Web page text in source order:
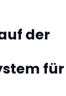
der
für